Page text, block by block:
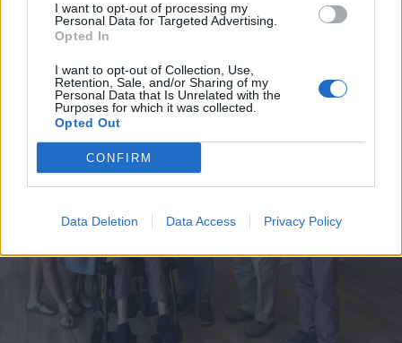
I want to opt-out of processing my
Personal Data for Targeted Advertising.
Opted In
I want to opt-out of Collection, Use,
Retention, Sale, and/or Sharing of my
Personal Data that Is Unrelated with the
Purposes for which it was collected.
Opted Out
CONFIRM
Data Deletion Data Access Privacy Policy
ALTRE NOTIZIE DI LUINO